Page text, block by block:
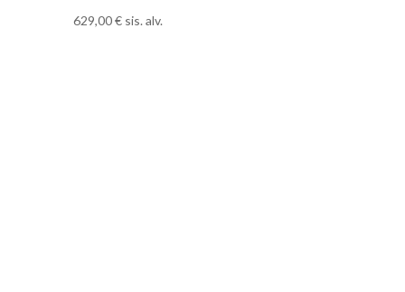
629,00€ sis. alv.